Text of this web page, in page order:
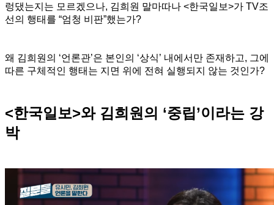
렁댔는지는 모르겠으나, 김희원 말마따나 <한국일보>가 TV조
선의 행태를 “엄청 비판”했는가?
왜 김희원의 ‘언론관’은 본인의 ‘상식’ 내에서만 존재하고, 그에
따른 구체적인 행태는 지면 위에 전혀 실행되지 않는 것인가?
<한국일보>와 김희원의 ‘중립’이라는 강
박